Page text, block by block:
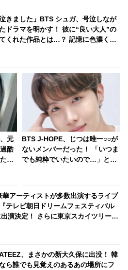
泣きました」BTS シュガ、号泣しなが
ドラマを明かす！ 彼に“良い大人”の
くれた作品とは…？ 記憶に色濃く残
元
酷
！
BTS J-HOPE、じつは唯一○○が
ないメンバーだった！ 「いつま
でも純粋でいたいので…」とい
撃・・ 予想だにしない展開を迎
えたかわいすぎるやりとりにフ
ァン爆笑
華アーティストが多数出演するライブ
テレビ朝日ドリームフェスティバル
演決定！ さらに東京スカイツリーに
、まさかの新大久保に出没！ 韓
ら誰でも見覚えのあるあの場所にフ